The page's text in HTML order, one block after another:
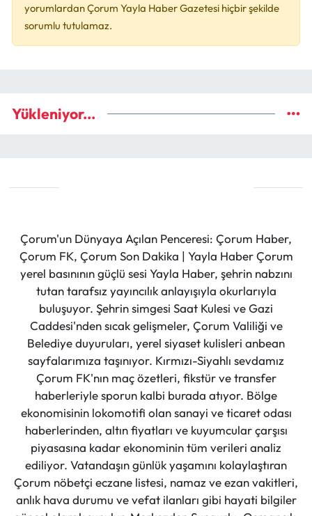
yorumlardan Çorum Yayla Haber Gazetesi hiçbir şekilde
sorumlu tutulamaz.
Yükleniyor...
Çorum'un Dünyaya Açılan Penceresi: Çorum Haber,
Çorum FK, Çorum Son Dakika | Yayla Haber Çorum
yerel basınının güçlü sesi Yayla Haber, şehrin nabzını
tutan tarafsız yayıncılık anlayışıyla okurlarıyla
buluşuyor. Şehrin simgesi Saat Kulesi ve Gazi
Caddesi'nden sıcak gelişmeler, Çorum Valiliği ve
Belediye duyuruları, yerel siyaset kulisleri anbean
sayfalarımıza taşınıyor. Kırmızı-Siyahlı sevdamız
Çorum FK'nın maç özetleri, fikstür ve transfer
haberleriyle sporun kalbi burada atıyor. Bölge
ekonomisinin lokomotifi olan sanayi ve ticaret odası
haberlerinden, altın fiyatları ve kuyumcular çarşısı
piyasasına kadar ekonominin tüm verileri analiz
ediliyor. Vatandaşın günlük yaşamını kolaylaştıran
Çorum nöbetçi eczane listesi, namaz ve ezan vakitleri,
anlık hava durumu ve vefat ilanları gibi hayati bilgiler